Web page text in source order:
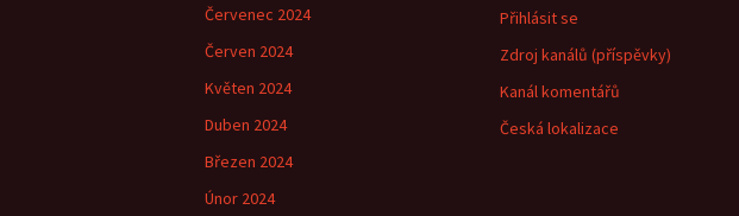
Červenec 2024
Červen 2024
Květen 2024
Duben 2024
Březen 2024
Únor 2024
Přihlásit se
Zdroj kanálů (příspěvky)
Kanál komentářů
Česká lokalizace